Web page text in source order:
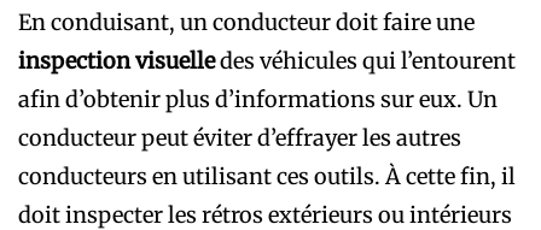
En conduisant, un conducteur doit faire une
inspection visuelledes véhicules qui l’entourent
afin d’obtenir plus d’informations sur eux. Un
conducteur peut éviter d’effrayer les autres
conducteurs en utilisant ces outils. À cette fin, il
doit inspecter les rétros extérieurs ou intérieurs